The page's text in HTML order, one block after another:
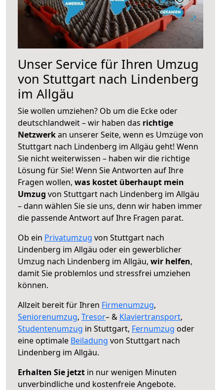
Unser Service für Ihren Umzug
von Stuttgart nach Lindenberg
im Allgäu
Sie wollen umziehen? Ob um die Ecke oder
deutschlandweit – wir haben das richtige
Netzwerkan unserer Seite, wenn es Umzüge von
Stuttgart nach Lindenberg im Allgäu geht! Wenn
Sie nicht weiterwissen – haben wir die richtige
Lösung für Sie! Wenn Sie Antworten auf Ihre
Fragen wollen, was kostet überhaupt mein
Umzug von Stuttgart nach Lindenberg im Allgäu
– dann wählen Sie sie uns, denn wir haben immer
die passende Antwort auf Ihre Fragen parat.
Ob ein Privatumzug von Stuttgart nach
Lindenberg im Allgäu oder ein gewerblicher
Umzug nach Lindenberg im Allgäu, wir helfen,
damit Sie problemlos und stressfrei umziehen
können.
Allzeit bereit für Ihren Firmenumzug,
Seniorenumzug, Tresor– & Klaviertransport,
Studentenumzug in Stuttgart, Fernumzug oder
eine optimale Beiladung von Stuttgart nach
Lindenberg im Allgäu.
Erhalten Sie jetzt in nur wenigen Minuten
unverbindliche und kostenfreie Angebote.